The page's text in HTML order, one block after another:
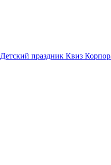
Детский праздник Квиз